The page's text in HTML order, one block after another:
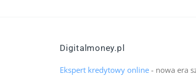
Digitalmoney.pl
Ekspert kredytowy online - nowa era